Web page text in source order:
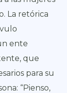
La retórica
ente
que
para su
“Pienso,